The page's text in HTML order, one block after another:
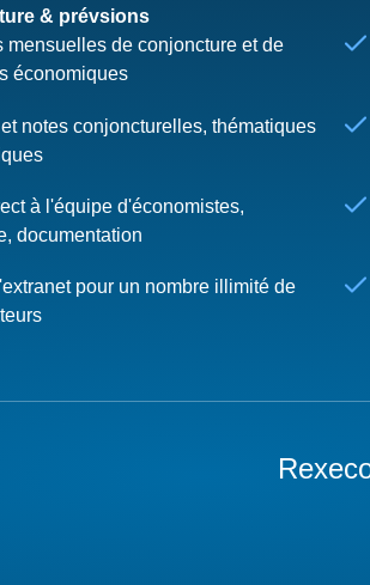
& prévsions
mensuelles de conjoncture et de
économiques
notes conjoncturelles, thématiques
à l'équipe d'économistes,
documentation
pour un nombre illimité de